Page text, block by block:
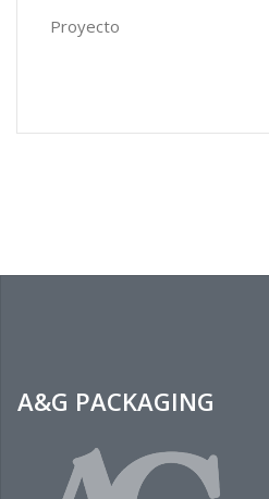
Proyecto
A&G PACKAGING